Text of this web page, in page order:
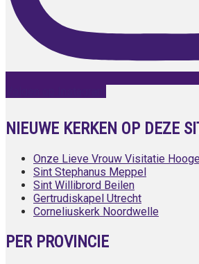
NIEUWE KERKEN OP DEZE
Onze Lieve Vrouw Visitatie
Sint Stephanus Meppel
Sint Willibrord Beilen
Gertrudiskapel Utrecht
Corneliuskerk Noordwelle
PER PROVINCIE